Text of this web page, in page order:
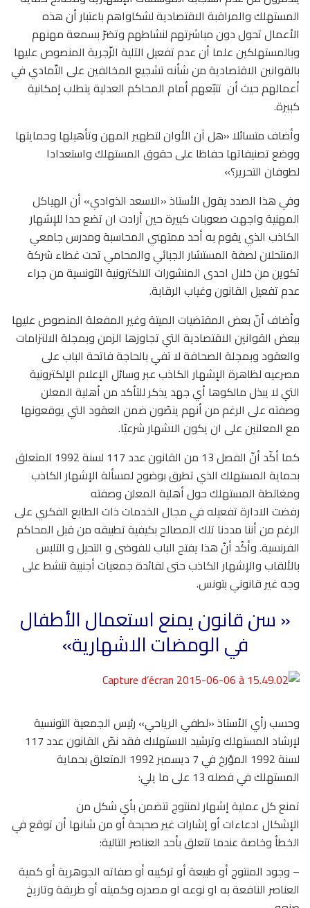
المستهلك والمراقبة الاقتصادية لشكاواهم باعتبار أن هذه
الأعمال تحول دون مباشرتهم لنشاطهم وتضرّ بسمعة مهنهم
وبالمستهلكين علما أن عدم تفعيل الآلية الزّجرية المنصوص عليها
بالقوانين الاقتصادية من شأنه تشجيع المخالفين على التّمادي في
أعمالهم حيث أن تتبّعهم أمام المحاكم العدلية يتطلب إمكانية
كبيرة.
وأضاف متسائلا «هل آن الأوان لتطهير المهن وتأهيلها وحمايتها
ووضع تصنيفاتها حفاظا على حقوق المستهلك واستعدادا
لطوفان التحرير؟»
وفي هذا الصدد يقول الأستاذ «الاسعد الذوادي» أن الهياكل
المهنية واجهت صعوبات كبيرة حين أرادت ان تضع حدا للإشهار
الكاذب الذي يقوم به أحد ممتهني المحاسبة ومدرس جامعي
المنتحلان لصفة المستشار الجبائي والمحامي تحت غطاء شركة
تكوين من خلال احدى المنشورات الالكترونية التونسية من جراء
عدم تفعيل القانون وغياب الرقابة.
وأضاف أنّ بعض المقتضيات الميتة وغير المفعلة المنصوص عليها
ببعض القوانين الاقتصادية التي تجاوزها الزمن وبمجلة الالتزامات
والعقود وبمجلة الصحافة لا تفي بالحاجة فاتحة الباب على
مصرعيه لظاهرة الإشهار الكاذب عبر وسائل الإعلام الإلكترونية
التي لا يبذل مالكوها أي جهد يذكر للتأكد من أهلية المعلن
وصفته على الرغم من أنهم ينصّون ضمن العقود التي يوقعونها
مع المعلنين على ان يكون الاشهار شرعيّا.
كما أكّد أنّ الفصل 13 من القانون عدد 117 لسنة 1992 المتعلق
بحماية المستهلك الذي تطرق بوضوح لمسألة الإشهار الكاذب
ومغالطة المستهلك حول أهلية المعلن وصفته
رفضت الادارة تفعيله في مجال الخدمات ذات الطابع الفكري على
الرغم من أننا مددنا تلك المصالح بكيفية تطبيقه من قبل المحاكم
الفرنسية. وأكّد أنّ هذا يفتح الباب للفوضى و التحيل و التلبس
بالألقاب والإشهار الكاذب حتى لفائدة جمعيات أجنبية تنشط على
وجه غير قانوني بتونس.
« سن قانون يمنع استعمال الأطفال
في الومضات الاشهارية»
وحسب رأي الأستاذ «لطفي الرياحي» رئيس الجمعية التونسية
لإرشاد المستهلك وترشيد الاستهلاك فقد نصّ القانون عدد 117
لسنة 1992 المؤرخ في 7 ديسمبر 1992 المتعلق بحماية
المستهلك في فصله 13 على ما يلي:
تمنع كل عملية إشهار لمنتوج تتضمن بأي شكل من
الإشكال ادعاءات أو إشارات غير صحيحة أو من شانها أن توقع في
الخطأ وخاصة عندما تتعلق بأحد العناصر التالية:
– وجود المنتوج أو طبيعة أو تركيبه أو صفاته الجوهرية أو كمية
العناصر النافعة به او نوعه او مصدره وكميته أو طريقة وتاريخ